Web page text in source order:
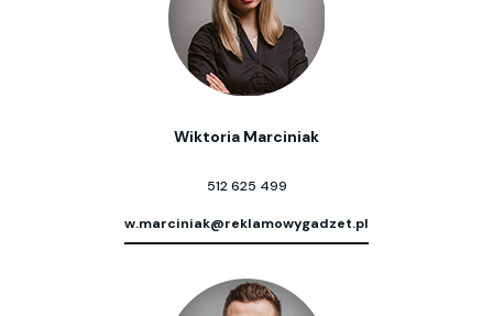
Wiktoria Marciniak
512 625 499
w.marciniak@reklamowygadzet.pl